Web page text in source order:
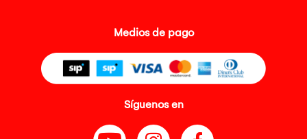
Medios de pago
Síguenos en